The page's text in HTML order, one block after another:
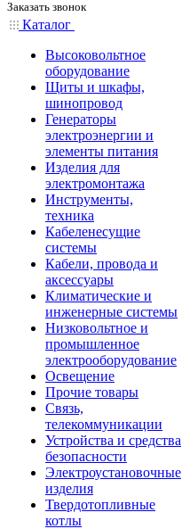
Заказать звонок
Каталог
Высоковольтное
оборудование
Щиты и шкафы,
шинопровод
Генераторы
электроэнергии и
элементы питания
Изделия для
электромонтажа
Инструменты,
техника
Кабеленесущие
системы
Кабели, провода и
аксессуары
Климатические и
инженерные системы
Низковольтное и
промышленное
электрооборудование
Освещение
Прочие товары
Связь,
телекоммуникации
Устройства и средства
безопасности
Электроустановочные
изделия
Твердотопливные
котлы